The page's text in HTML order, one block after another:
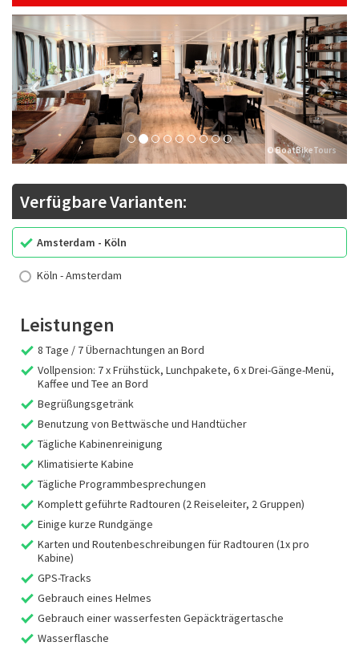
© BoatBikeTours
Previous Next
Verfügbare Varianten:
Amsterdam - Köln
Köln - Amsterdam
Leistungen
8 Tage / 7 Übernachtungen an Bord
Vollpension: 7 x Frühstück, Lunchpakete, 6 x Drei-Gänge-Menü,
Kaffee und Tee an Bord
Begrüßungsgetränk
Benutzung von Bettwäsche und Handtücher
Tägliche Kabinenreinigung
Klimatisierte Kabine
Tägliche Programmbesprechungen
Komplett geführte Radtouren (2 Reiseleiter, 2 Gruppen)
Einige kurze Rundgänge
Karten und Routenbeschreibungen für Radtouren (1x pro
Kabine)
GPS-Tracks
Gebrauch eines Helmes
Gebrauch einer wasserfesten Gepäckträgertasche
Wasserflasche